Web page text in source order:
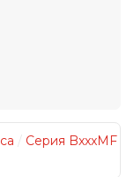
Серия BxxxMF